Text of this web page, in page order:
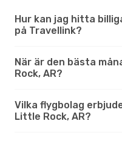
Hur kan jag hitta
på Travellink?
När är den bästa
Rock, AR?
Vilka flygbolag
Little Rock, AR?